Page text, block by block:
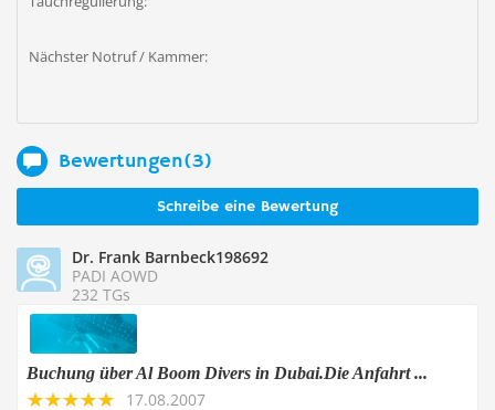
Nächster Notruf / Kammer:
Bewertungen(3)
Schreibe eine Bewertung
Dr. Frank Barnbeck198692
PADI AOWD
232 TGs
Buchung über Al Boom Divers in Dubai.Die Anfahrt ...
17.08.2007